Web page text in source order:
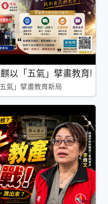
以「五氣」擘畫教育新局
氣」擘畫教育新局